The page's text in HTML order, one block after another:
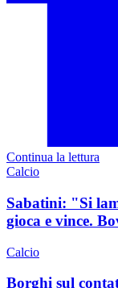
Continua la lettura
Calcio
Sabatini: "Si
gioca e vince.
Calcio
Borghi sul